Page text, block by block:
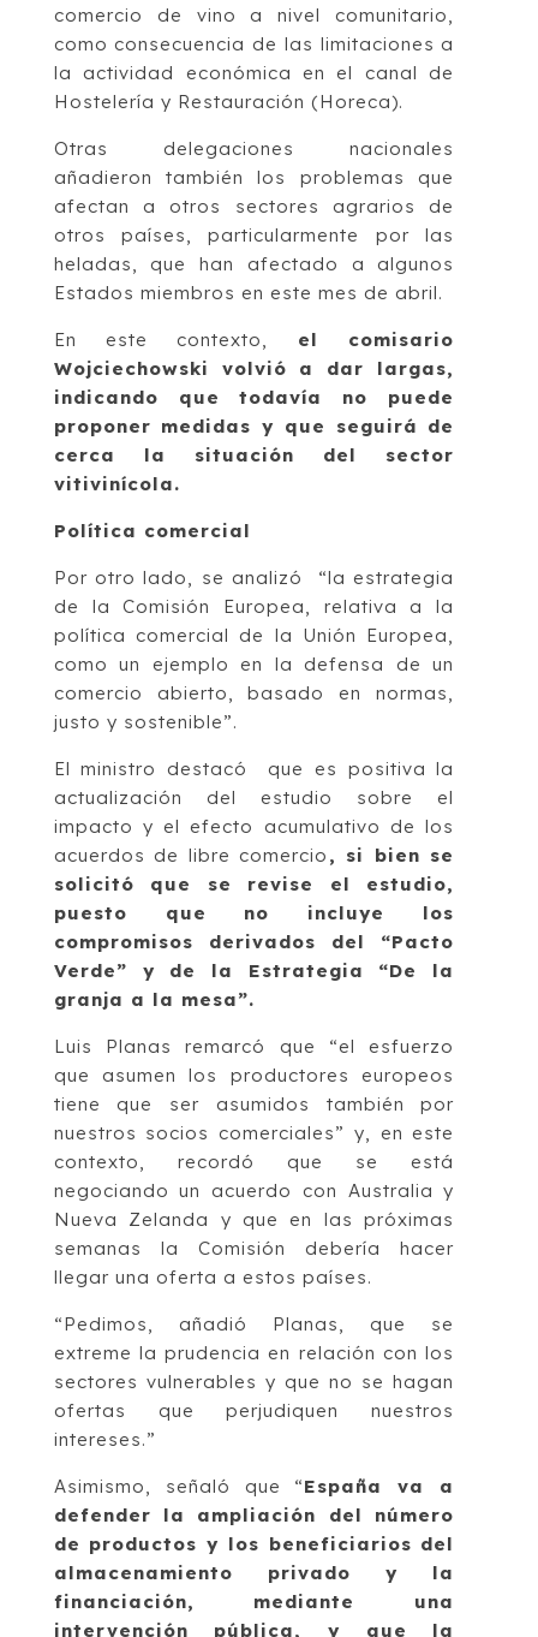
comercio de vino a nivel comunitario,
como consecuencia de las limitaciones a
la actividad económica en el canal de
Hostelería y Restauración (Horeca).
Otras delegaciones nacionales
añadieron también los problemas que
afectan a otros sectores agrarios de
otros países, particularmente por las
heladas, que han afectado a algunos
Estados miembros en este mes de abril.
En este contexto, el comisario
Wojciechowski volvió a dar largas,
indicando que todavía no puede
proponer medidas y que seguirá de
cerca la situación del sector
vitivinícola.
Política comercial
Por otro lado, se analizó “la estrategia
de la Comisión Europea, relativa a la
política comercial de la Unión Europea,
como un ejemplo en la defensa de un
comercio abierto, basado en normas,
justo y sostenible”.
El ministro destacó que es positiva la
actualización del estudio sobre el
impacto y el efecto acumulativo de los
acuerdos de libre comercio , si bien se
solicitó que se revise el estudio,
puesto que no incluye los
compromisos derivados del “Pacto
Verde” y de la Estrategia “De la
granja a la mesa”.
Luis Planas remarcó que “el esfuerzo
que asumen los productores europeos
tiene que ser asumidos también por
nuestros socios comerciales” y, en este
contexto, recordó que se está
negociando un acuerdo con Australia y
Nueva Zelanda y que en las próximas
semanas la Comisión debería hacer
llegar una oferta a estos países.
“Pedimos, añadió Planas, que se
extreme la prudencia en relación con los
sectores vulnerables y que no se hagan
ofertas que perjudiquen nuestros
intereses.”
Asimismo, señaló que “España va a
defender la ampliación del número
de productos y los beneficiarios del
almacenamiento privado y la
financiación, mediante una
intervención pública, y que la